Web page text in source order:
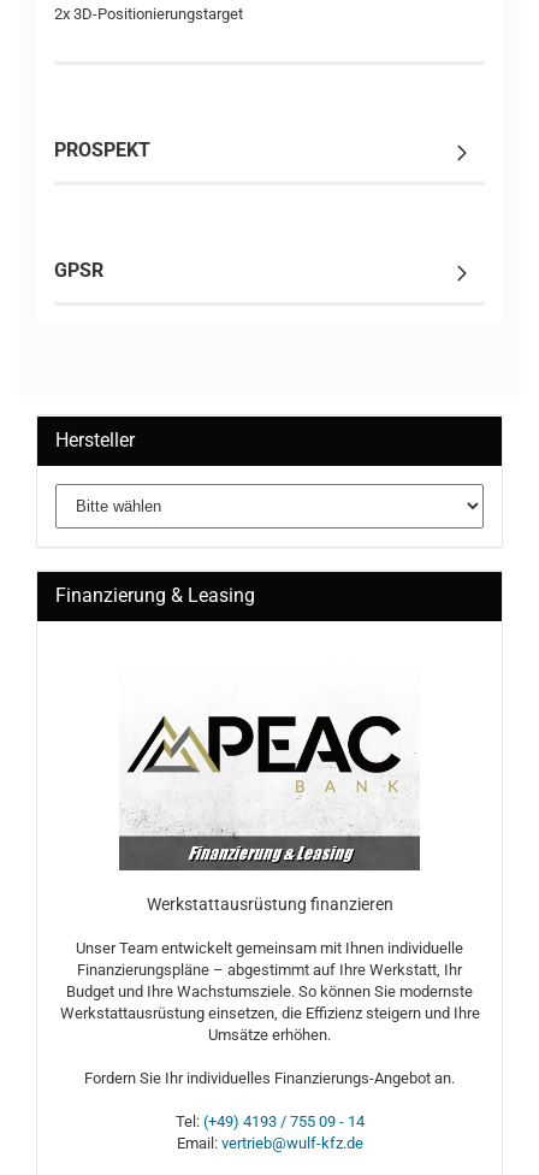
2x 3D-Positionierungstarget
PROSPEKT
GPSR
Hersteller
Finanzierung & Leasing
Werkstattausrüstung finanzieren
Unser Team entwickelt gemeinsam mit Ihnen individuelle
Finanzierungspläne – abgestimmt auf Ihre Werkstatt, Ihr
Budget und Ihre Wachstumsziele. So können Sie modernste
Werkstattausrüstung einsetzen, die Effizienz steigern und Ihre
Umsätze erhöhen.
Fordern Sie Ihr individuelles Finanzierungs-Angebot an.
Tel: (+49) 4193 / 755 09 - 14
Email: vertrieb@wulf-kfz.de